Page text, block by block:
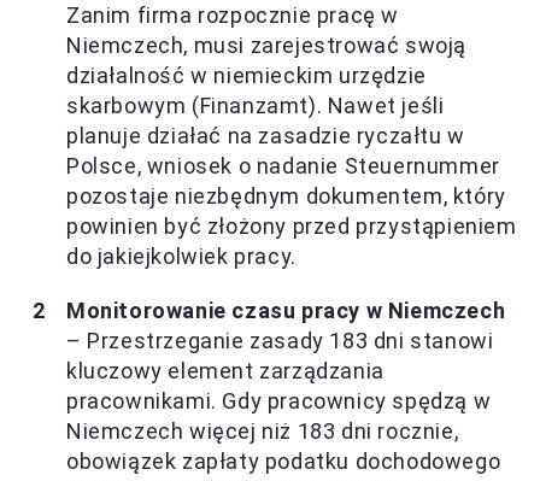
Zanim firma rozpocznie pracę w
Niemczech, musi zarejestrować swoją
działalność w niemieckim urzędzie
skarbowym (Finanzamt). Nawet jeśli
planuje działać na zasadzie ryczałtu w
Polsce, wniosek o nadanie Steuernummer
pozostaje niezbędnym dokumentem, który
powinien być złożony przed przystąpieniem
do jakiejkolwiek pracy.
Monitorowanie czasu pracy w Niemczech
– Przestrzeganie zasady 183 dni stanowi
kluczowy element zarządzania
pracownikami. Gdy pracownicy spędzą w
Niemczech więcej niż 183 dni rocznie,
obowiązek zapłaty podatku dochodowego